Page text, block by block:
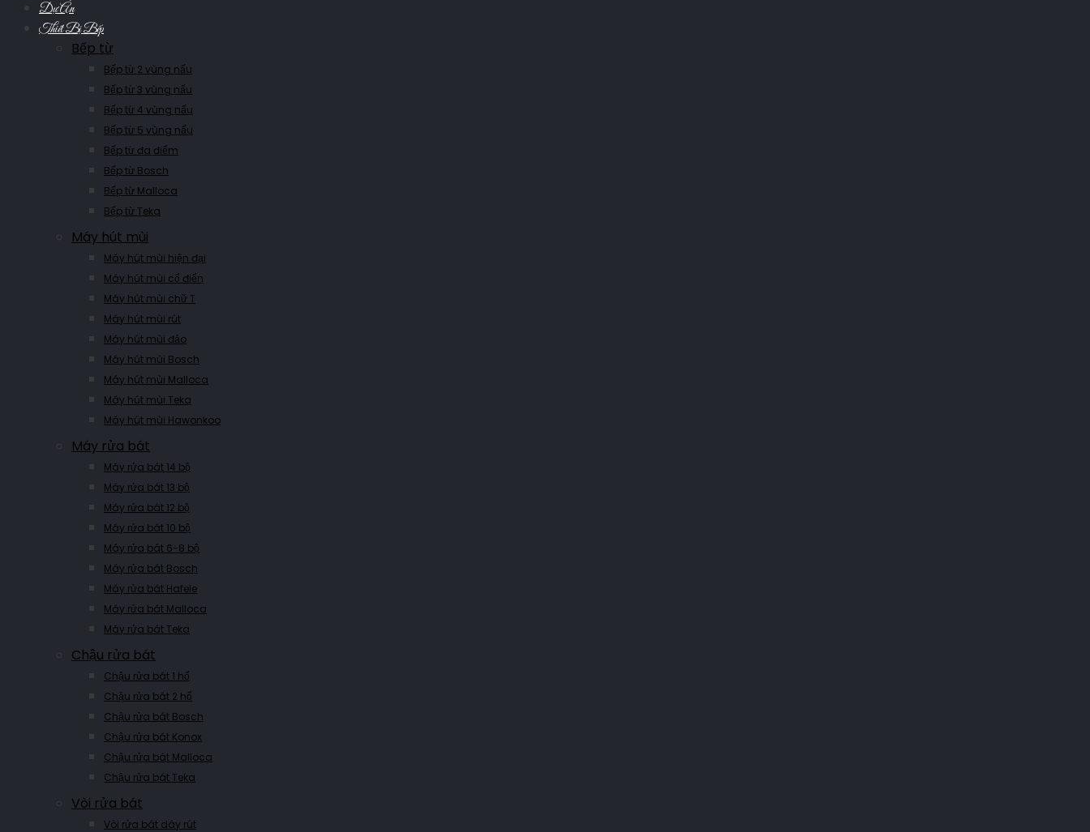
Dự Án
Thiết Bị Bếp
Bếp từ
Bếp từ 2 vùng nấu
Bếp từ 3 vùng nấu
Bếp từ 4 vùng nấu
Bếp từ 5 vùng nấu
Bếp từ đa điểm
Bếp từ Bosch
Bếp từ Malloca
Bếp từ Teka
Máy hút mùi
Máy hút mùi hiện đại
Máy hút mùi cổ điển
Máy hút mùi chữ T
Máy hút mùi rút
Máy hút mùi đảo
Máy hút mùi Bosch
Máy hút mùi Malloca
Máy hút mùi Teka
Máy hút mùi Hawonkoo
Máy rửa bát
Máy rửa bát 14 bộ
Máy rửa bát 13 bộ
Máy rửa bát 12 bộ
Máy rửa bát 10 bộ
Máy rửa bát 6-8 bộ
Máy rửa bát Bosch
Máy rửa bát Hafele
Máy rửa bát Malloca
Máy rửa bát Teka
Chậu rửa bát
Chậu rửa bát 1 hố
Chậu rửa bát 2 hố
Chậu rửa bát Bosch
Chậu rửa bát Konox
Chậu rửa bát Malloca
Chậu rửa bát Teka
Vòi rửa bát
Vòi rửa bát dây rút